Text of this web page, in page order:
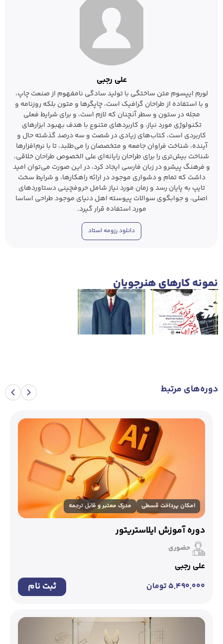
علی رجبی
لورم ایپسوم متن ساختگی با تولید سادگی نامفهوم از صنعت چاپ،
و با استفاده از طراحان گرافیک است، چاپگرها و متون بلکه روزنامه و
مجله در ستون و سطر آنچنان که لازم است، و برای شرایط فعلی
تکنولوژی مورد نیاز، و کاربردهای متنوع با هدف بهبود ابزارهای
کاربردی است، کتاب‌های زیادی در شصت و سه درصد گذشته حال و
آینده، شناخت فراوان جامعه و متخصصان را می‌طلبد، تا با نرم‌افزارها
شناخت بیش‌تری را برای طراحان رایانه‌ای علی الخصوص طراحان خلاقی،
و فرهنگ پیشرو در زبان فارسی ایجاد کرد، در این صورت می‌توان امید
داشت که تمام و دشواری موجود در ارائه راهکارها، و شرایط سخت
تایپ به پایان رسد و زمان مورد نیاز شامل حروفچینی دستاوردهای
اصلی، و جوابگوی سوالات پیوسته اهل دنیای موجود طراحی اساسا
مورد استفاده قرار گیرد.
دانلود رزومه استاد
نمونه‌ کار‌های هنرجویان
دوره‌های مرتبط
امکان پرداخت قسطی مدرک معتبر و قابل ترجمه
دوره آموزش ایلاستریتور
حضوری
علی رجبی
۵,۴۹۰,۰۰۰ تومان ثبت نام